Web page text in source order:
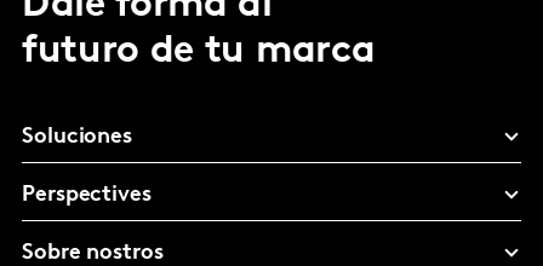
futuro de tu marca
Soluciones
Perspectives
Sobre nostros